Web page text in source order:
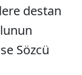
destan
Sözcü